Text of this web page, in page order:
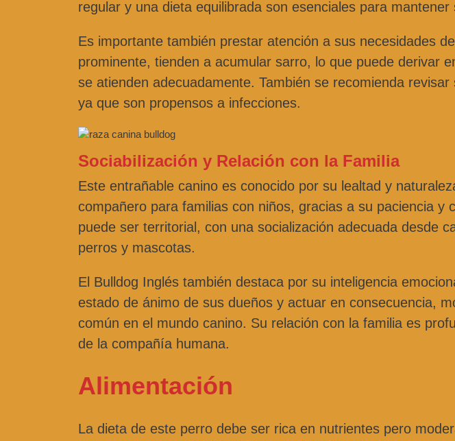
regular y una dieta equilibrada son esenciales para mantener
Es importante también prestar atención a sus necesidades
prominente, tienden a acumular sarro, lo que puede derivar
se atienden adecuadamente. También se recomienda
ya que son propensos a infecciones.
Sociabilización y Relación con la Familia
Este entrañable canino es conocido por su lealtad y
compañero para familias con niños, gracias a su paciencia y
puede ser territorial, con una socialización adecuada desde
perros y mascotas.
El Bulldog Inglés también destaca por su inteligencia
estado de ánimo de sus dueños y actuar en consecuencia,
común en el mundo canino. Su relación con la familia es
de la compañía humana.
Alimentación
La dieta de este perro debe ser rica en nutrientes pero